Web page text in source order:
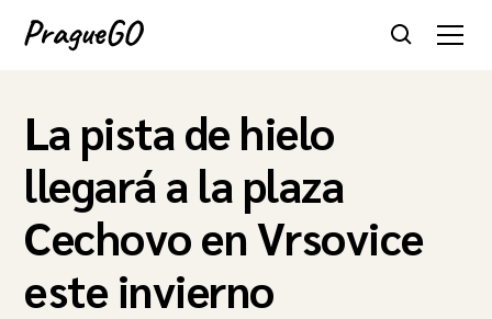
La pista de hielo
llegará a la plaza
Cechovo en Vrsovice
este invierno